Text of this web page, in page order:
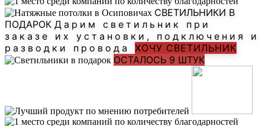
СВЕТИЛЬНИКИ В
ПОДАРОК Дарим светильник при
заказе их установки, подключения и
разводки провода ХОЧУ СВЕТИЛЬНИК
ОСТАЛОСЬ 9 ШТУК